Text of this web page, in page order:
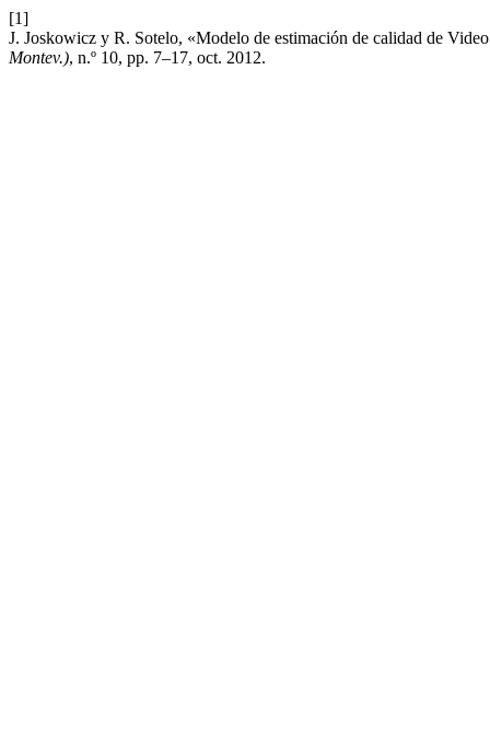
[1]
J. Joskowicz y R. Sotelo, «Modelo de estimación de calidad de
Montev.), n.º 10, pp. 7–17, oct. 2012.